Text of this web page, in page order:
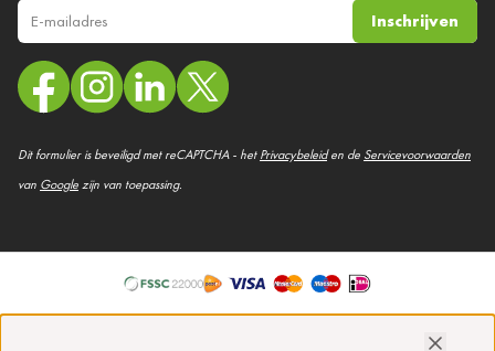
Inschrijven
Dit formulier is beveiligd met reCAPTCHA - hetPrivacybeleiden de Servicevoorwaarden
van Googlezijn van toepassing.